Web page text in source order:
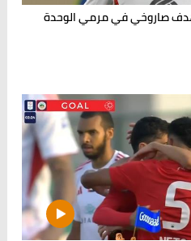
صاروخي في مرمي الوحدة